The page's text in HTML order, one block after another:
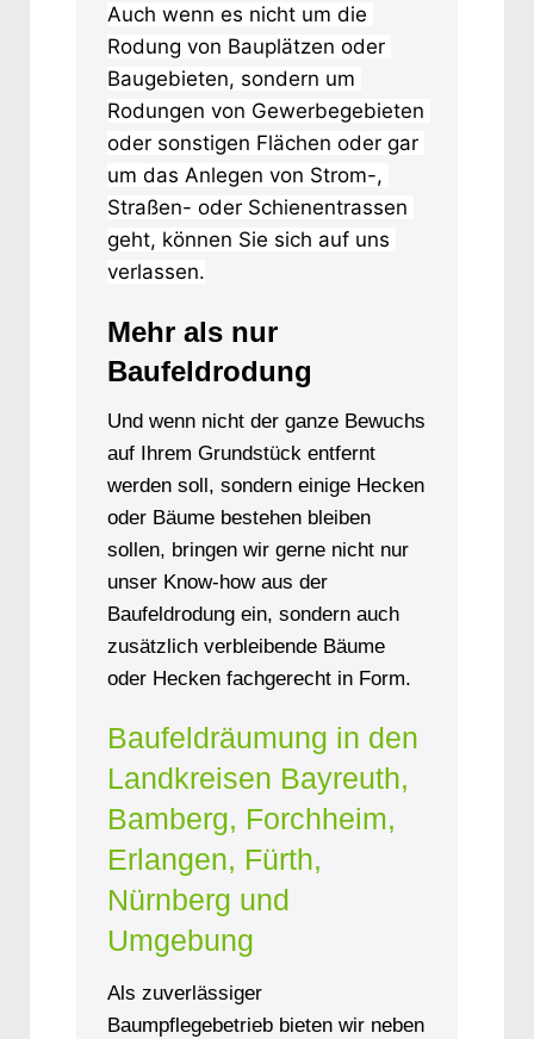
Auch wenn es nicht um die
Rodung von Bauplätzen oder
Baugebieten, sondern um
Rodungen von Gewerbegebieten
oder sonstigen Flächen oder gar
um das Anlegen von Strom-,
Straßen- oder Schienentrassen
geht, können Sie sich auf uns
verlassen.
Mehr als nur
Baufeldrodung
Und wenn nicht der ganze Bewuchs
auf Ihrem Grundstück entfernt
werden soll, sondern einige Hecken
oder Bäume bestehen bleiben
sollen, bringen wir gerne nicht nur
unser Know-how aus der
Baufeldrodung ein, sondern auch
zusätzlich verbleibende Bäume
oder Hecken fachgerecht in Form.
Baufeldräumung in den
Landkreisen Bayreuth,
Bamberg, Forchheim,
Erlangen, Fürth,
Nürnberg und
Umgebung
Als zuverlässiger
Baumpflegebetrieb bieten wir neben